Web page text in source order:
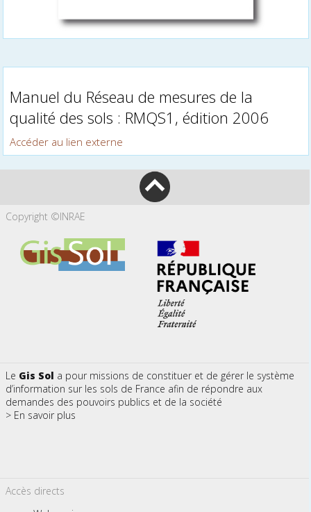
Manuel du Réseau de mesures de la
qualité des sols : RMQS1, édition 2006
Accéder au lien externe
Copyright ©INRAE
Le Gis Sol a pour missions de constituer et de gérer le système
d’information sur les sols de France afin de répondre aux
demandes des pouvoirs publics et de la société
> En savoir plus
Accès directs